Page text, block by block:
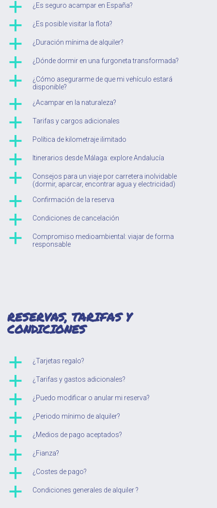
a ¿Es seguro acampar en España?
a ¿Es posible visitar la flota?
a ¿Duración mínima de alquiler?
a ¿Dónde dormir en una furgoneta transformada?
a
¿Cómo asegurarme de que mi vehículo estará
disponible?
a ¿Acampar en la naturaleza?
a Tarifas y cargos adicionales
a Política de kilometraje ilimitado
a Itinerarios desde Málaga: explore Andalucía
a
Consejos para un viaje por carretera inolvidable
(dormir, aparcar, encontrar agua y electricidad)
a Confirmación de la reserva
a Condiciones de cancelación
a
Compromiso medioambiental: viajar de forma
responsable
RESERVAS, TARIFAS Y
CONDICIONES
a ¿Tarjetas regalo?
a ¿Tarifas y gastos adicionales?
a ¿Puedo modificar o anular mi reserva?
a ¿Periodo mínimo de alquiler?
a ¿Medios de pago aceptados?
a ¿Fianza?
a ¿Costes de pago?
a Condiciones generales de alquiler ?